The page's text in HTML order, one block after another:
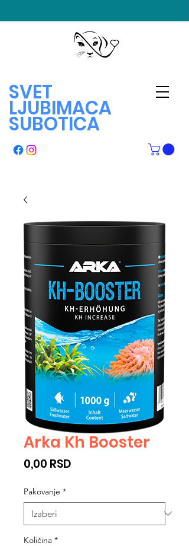
SVET
LJUBIMACA
SUBOTICA
Arka Kh Booster
0,00 RSD
Pakovanje *
Količina *